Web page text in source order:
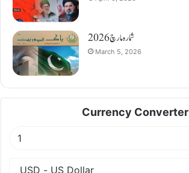
شمارہ مارچ 2026
March 5, 2026
Currency Converter